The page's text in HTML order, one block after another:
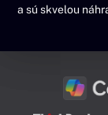
a sú skvelou